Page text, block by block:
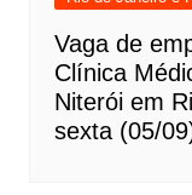
Vaga de
Clínica
Niterói em
sexta (05/